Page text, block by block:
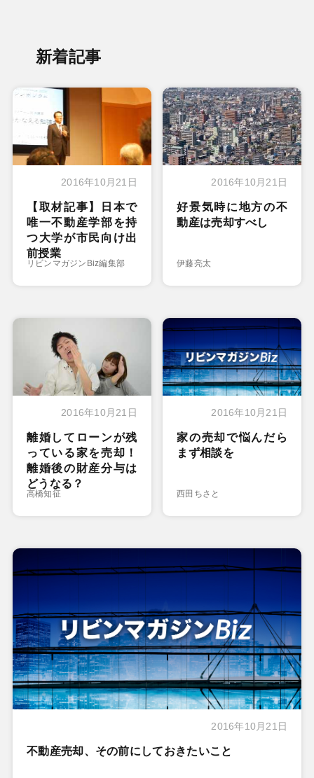
新着記事
2016年10月21日
【取材記事】日本で
唯一不動産学部を持
つ大学が市民向け出
前授業
リビンマガジンBiz編集部
2016年10月21日
好景気時に地方の不
動産は売却すべし
伊藤亮太
2016年10月21日
離婚してローンが残
っている家を売却！
離婚後の財産分与は
どうなる？
高橋知征
2016年10月21日
家の売却で悩んだら
まず相談を
西田ちさと
2016年10月21日
不動産売却、その前にしておきたいこと